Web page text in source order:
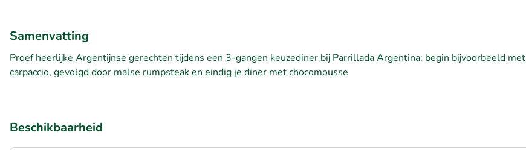
Samenvatting
Proef heerlijke Argentijnse gerechten tijdens een 3-gangen keuzediner bij Parrillada Argentina: begin bijvoorbeeld met
carpaccio, gevolgd door malse rumpsteak en eindig je diner met chocomousse
Beschikbaarheid